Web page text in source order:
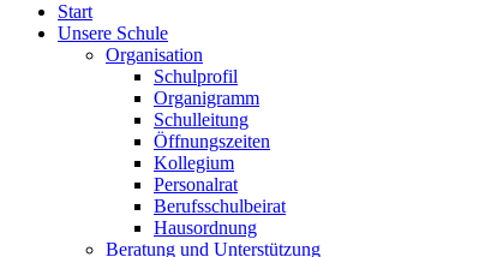
Start
Unsere Schule
Organisation
Schulprofil
Organigramm
Schulleitung
Öffnungszeiten
Kollegium
Personalrat
Berufsschulbeirat
Hausordnung
Beratung und Unterstützung